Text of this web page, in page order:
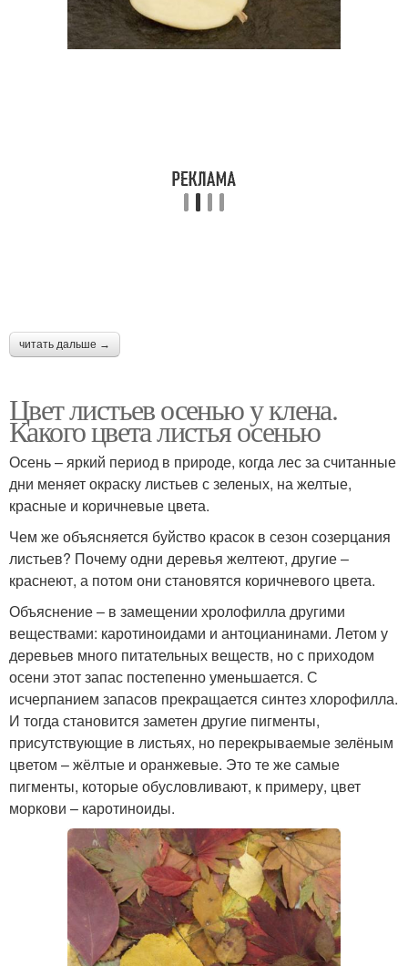
читать дальше →
Цвет листьев осенью у клена.
Какого цвета листья осенью
Осень – яркий период в природе, когда лес за считанные
дни меняет окраску листьев с зеленых, на желтые,
красные и коричневые цвета.
Чем же объясняется буйство красок в сезон созерцания
листьев? Почему одни деревья желтеют, другие –
краснеют, а потом они становятся коричневого цвета.
Объяснение – в замещении хролофилла другими
веществами: каротиноидами и антоцианинами. Летом у
деревьев много питательных веществ, но с приходом
осени этот запас постепенно уменьшается. С
исчерпанием запасов прекращается синтез хлорофилла.
И тогда становится заметен другие пигменты,
присутствующие в листьях, но перекрываемые зелёным
цветом – жёлтые и оранжевые. Это те же самые
пигменты, которые обусловливают, к примеру, цвет
моркови – каротиноиды.